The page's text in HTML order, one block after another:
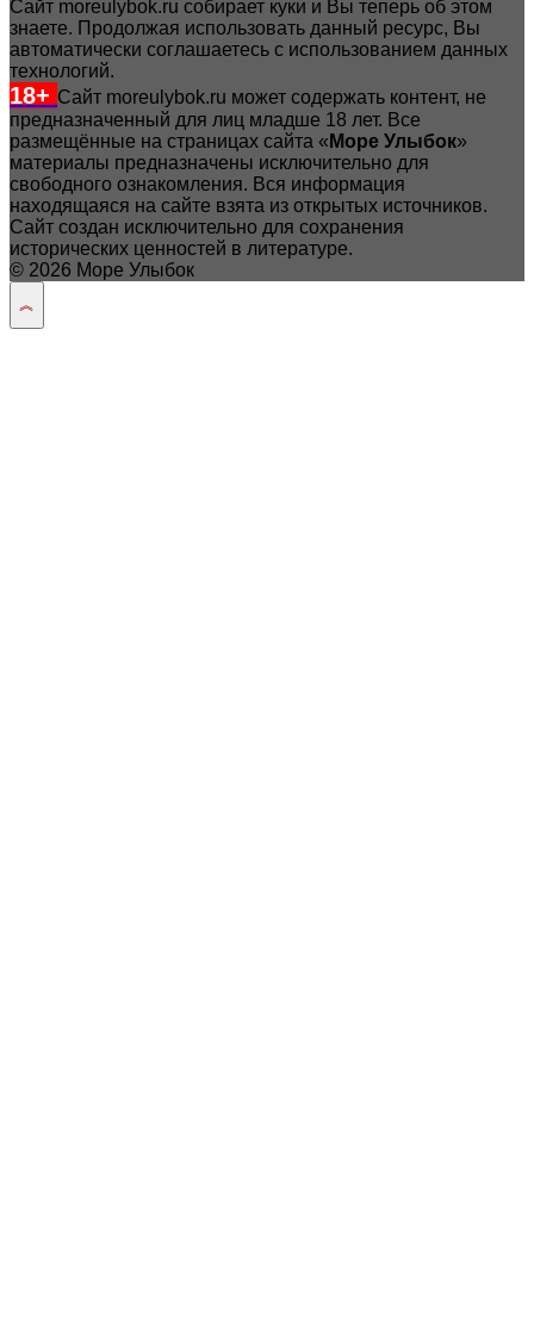
Сайт moreulybok.ru собирает куки и Вы теперь об этом
знаете. Продолжая использовать данный ресурс, Вы
автоматически соглашаетесь с использованием данных
технологий.
18+ Сайт moreulybok.ru может содержать контент, не
предназначенный для лиц младше 18 лет. Все
размещённые на страницах сайта « Море Улыбок»
материалы предназначены исключительно для
свободного ознакомления. Вся информация
находящаяся на сайте взята из открытых источников.
Сайт создан исключительно для сохранения
исторических ценностей в литературе.
© 2026 Море Улыбок